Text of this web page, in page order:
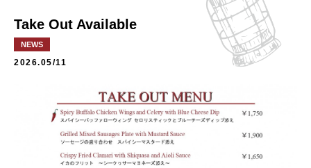
Take Out Available
NEWS
2026.05/11